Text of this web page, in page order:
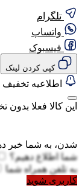
تلگرام
واتساپ
فیسبوک
کپی کردن لینک
اطلاعیه تخفیف
این کالا فعلا
شدن، به شما خبر
شما اطلاع دهیم؟
به تلفن همراه شما
کاربری شوید